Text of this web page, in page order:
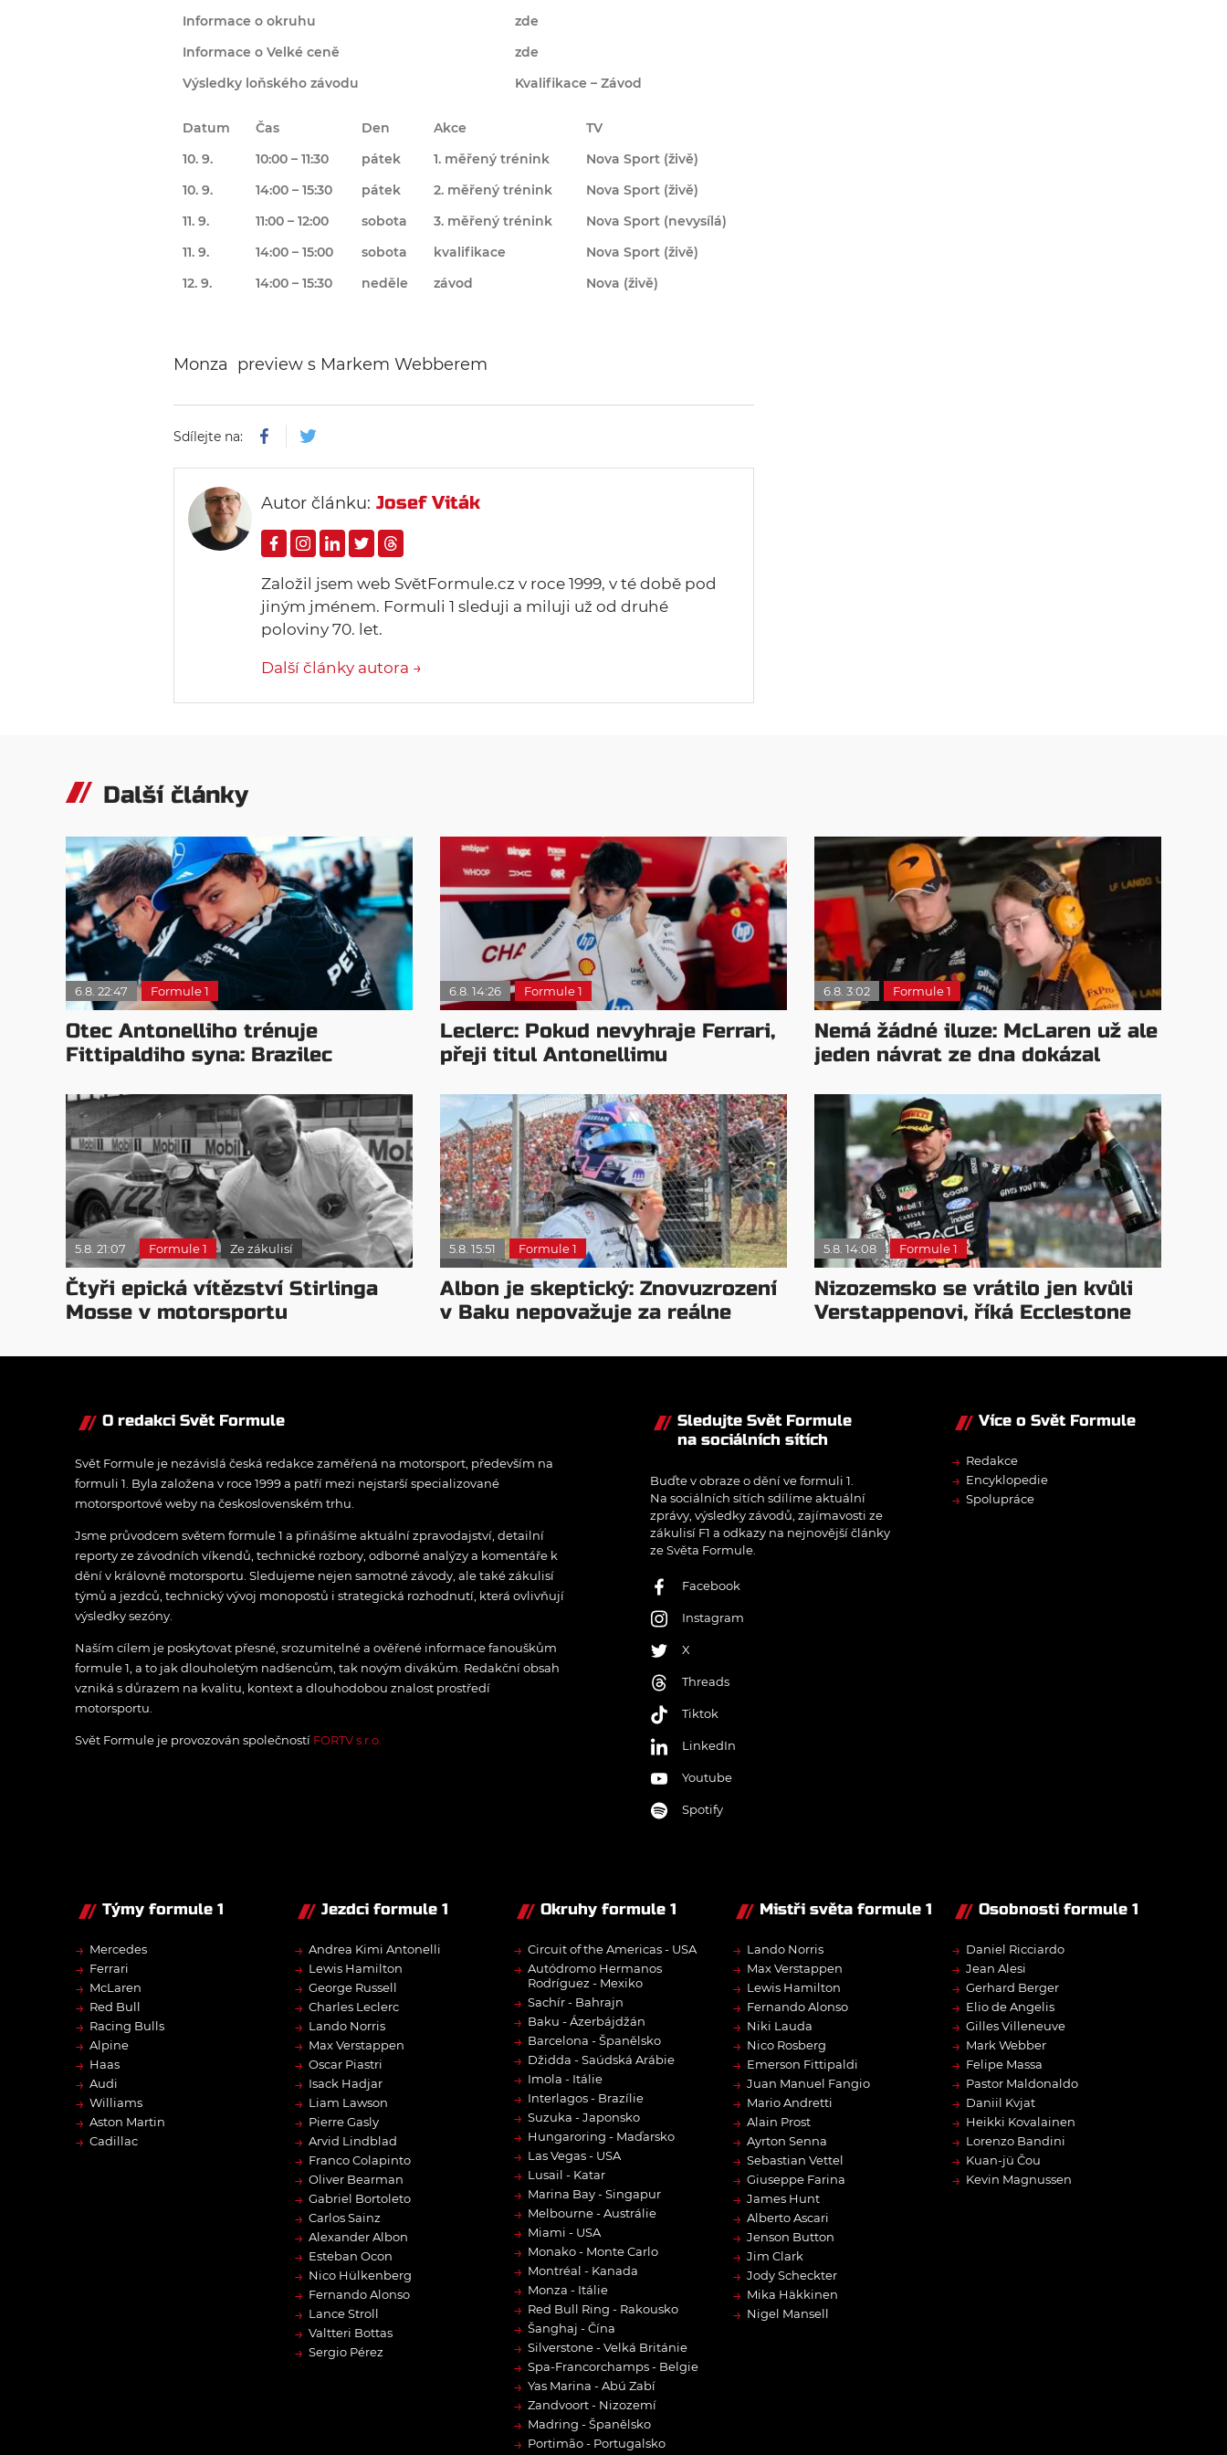
Informace o okruhu
zde
Informace o Velké ceně
zde
Výsledky loňského závodu
Kvalifikace – Závod
Datum Čas Den Akce
TV
10. 9.
10:00 – 11:30 pátek 1. měřený trénink Nova Sport (živě)
10. 9.
14:00 – 15:30 pátek 2. měřený trénink
Nova Sport (živě)
11. 9.
11:00 – 12:00 sobota 3. měřený trénink Nova Sport (nevysílá)
11. 9.
14:00 – 15:00 sobota kvalifikace Nova Sport (živě)
12. 9.
14:00 – 15:30 neděle závod Nova (živě)
Monza preview s Markem Webberem
Sdílejte na:
Autor článku: Josef Viták
Založil jsem web SvětFormule.cz v roce 1999, v té době pod
jiným jménem. Formuli 1 sleduji a miluji už od druhé
poloviny 70. let.
Další články autora →
Další články
6.8. 22:47 Formule 1
Otec Antonelliho trénuje
Fittipaldiho syna: Brazilec
6.8. 14:26 Formule 1
Leclerc: Pokud nevyhraje Ferrari,
přeji titul Antonellimu
6.8. 3:02 Formule 1
Nemá žádné iluze: McLaren už ale
jeden návrat ze dna dokázal
5.8. 21:07 Formule 1 Ze zákulisí
Čtyři epická vítězství Stirlinga
Mosse v motorsportu
5.8. 15:51 Formule 1
Albon je skeptický: Znovuzrození
v Baku nepovažuje za reálne
5.8. 14:08 Formule 1
Nizozemsko se vrátilo jen kvůli
Verstappenovi, říká Ecclestone
O redakci Svět Formule
Svět Formule je nezávislá česká redakce zaměřená na motorsport, především na
formuli 1. Byla založena v roce 1999 a patří mezi nejstarší specializované
motorsportové weby na československém trhu.
Jsme průvodcem světem formule 1 a přinášíme aktuální zpravodajství, detailní
reporty ze závodních víkendů, technické rozbory, odborné analýzy a komentáře k
dění v královně motorsportu. Sledujeme nejen samotné závody, ale také zákulisí
týmů a jezdců, technický vývoj monopostů i strategická rozhodnutí, která ovlivňují
výsledky sezóny.
Naším cílem je poskytovat přesné, srozumitelné a ověřené informace fanouškům
formule 1, a to jak dlouholetým nadšencům, tak novým divákům. Redakční obsah
vzniká s důrazem na kvalitu, kontext a dlouhodobou znalost prostředí
motorsportu.
Svět Formule je provozován společností FORTV s.r.o.
Sledujte Svět Formule
na sociálních sítích
Buďte v obraze o dění ve formuli 1.
Na sociálních sítích sdílíme aktuální
zprávy, výsledky závodů, zajímavosti ze
zákulisí F1 a odkazy na nejnovější články
ze Světa Formule.
Facebook
Instagram
X
Threads
Tiktok
LinkedIn
Youtube
Spotify
Více o Svět Formule
→ Redakce
→ Encyklopedie
→ Spolupráce
Týmy formule 1
→ Mercedes
→ Ferrari
→ McLaren
→ Red Bull
→ Racing Bulls
→ Alpine
→ Haas
→ Audi
→ Williams
→ Aston Martin
→ Cadillac
Jezdci formule 1
→ Andrea Kimi Antonelli
→ Lewis Hamilton
→ George Russell
→ Charles Leclerc
→ Lando Norris
→ Max Verstappen
→ Oscar Piastri
→ Isack Hadjar
→ Liam Lawson
→ Pierre Gasly
→ Arvid Lindblad
→ Franco Colapinto
→ Oliver Bearman
→ Gabriel Bortoleto
→ Carlos Sainz
→ Alexander Albon
→ Esteban Ocon
→ Nico Hülkenberg
→ Fernando Alonso
→ Lance Stroll
→ Valtteri Bottas
→ Sergio Pérez
Okruhy formule 1
→ Circuit of the Americas - USA
→ Autódromo Hermanos
Rodríguez - Mexiko
→ Sachír - Bahrajn
→ Baku - Ázerbájdžán
→ Barcelona - Španělsko
→ Džidda - Saúdská Arábie
→ Imola - Itálie
→ Interlagos - Brazílie
→ Suzuka - Japonsko
→ Hungaroring - Maďarsko
→ Las Vegas - USA
→ Lusail - Katar
→ Marina Bay - Singapur
→ Melbourne - Austrálie
→ Miami - USA
→ Monako - Monte Carlo
→ Montréal - Kanada
→ Monza - Itálie
→ Red Bull Ring - Rakousko
→ Šanghaj - Čína
→ Silverstone - Velká Británie
→ Spa-Francorchamps - Belgie
→ Yas Marina - Abú Zabí
→ Zandvoort - Nizozemí
→ Madring - Španělsko
→ Portimão - Portugalsko
Mistři světa formule 1
→ Lando Norris
→ Max Verstappen
→ Lewis Hamilton
→ Fernando Alonso
→ Niki Lauda
→ Nico Rosberg
→ Emerson Fittipaldi
→ Juan Manuel Fangio
→ Mario Andretti
→ Alain Prost
→ Ayrton Senna
→ Sebastian Vettel
→ Giuseppe Farina
→ James Hunt
→ Alberto Ascari
→ Jenson Button
→ Jim Clark
→ Jody Scheckter
→ Mika Häkkinen
→ Nigel Mansell
Osobnosti formule 1
→ Daniel Ricciardo
→ Jean Alesi
→ Gerhard Berger
→ Elio de Angelis
→ Gilles Villeneuve
→ Mark Webber
→ Felipe Massa
→ Pastor Maldonaldo
→ Daniil Kvjat
→ Heikki Kovalainen
→ Lorenzo Bandini
→ Kuan-jü Čou
→ Kevin Magnussen